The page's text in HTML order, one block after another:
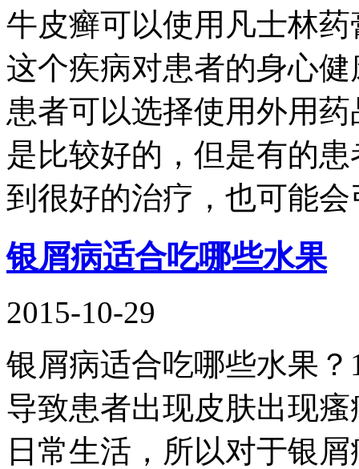
牛皮癣可以使用凡士林
这个疾病对患者的身心
患者可以选择使用外用
是比较好的，但是有的
到很好的治疗，也可能
银屑病适合吃哪些水果
2015-10-29
银屑病适合吃哪些水果
导致患者出现皮肤出现
日常生活，所以对于银